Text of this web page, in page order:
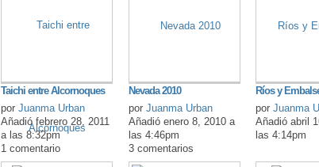
Taichi entre Alcornoques
porJuanma Urban
Añadió febrero 28, 2011
a las 8:32pm
1 comentario
Nevada 2010
por Juanma Urban
Añadió enero 8, 2010 a
las 4:46pm
3 comentarios
Ríos y
por Juanma
Añadió abril
las 4:14pm